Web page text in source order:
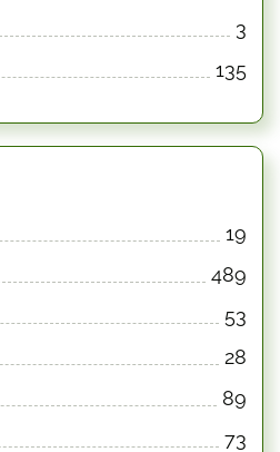
3
135
19
489
53
28
89
73